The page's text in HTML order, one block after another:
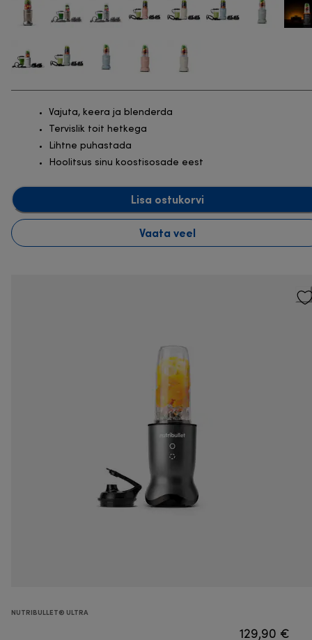
Vajuta, keera ja blenderda
Tervislik toit hetkega
Lihtne puhastada
Hoolitsus sinu koostisosade eest
Lisa ostukorvi
Vaata veel
NUTRIBULLET® ULTRA
129,90 €